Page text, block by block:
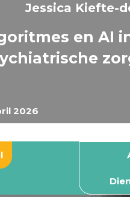
2026
Jessica Kiefte-
en AI